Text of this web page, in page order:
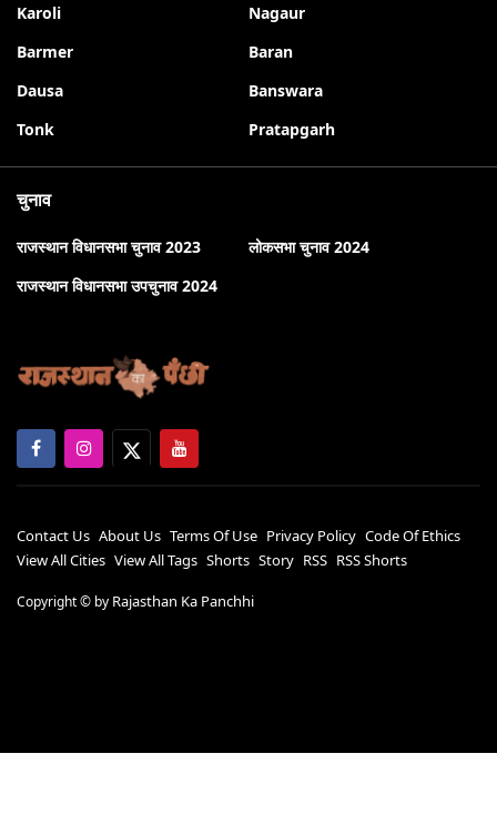
Karoli
Nagaur
Barmer
Baran
Dausa
Banswara
Tonk
Pratapgarh
चुनाव
राजस्थान विधानसभा चुनाव 2023
लोकसभा चुनाव 2024
राजस्थान विधानसभा उपचुनाव 2024
Contact Us About Us Terms Of Use Privacy Policy Code Of Ethics
View All Cities View All Tags Shorts Story RSS RSS Shorts
Copyright © by Rajasthan Ka Panchhi